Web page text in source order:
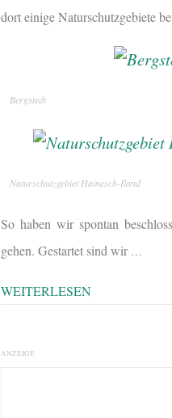
dort einige Naturschutzgebiete
Bergstedt
Naturschutzgebiet Hainesch-Iland
So haben wir spontan
gehen. Gestartet sind wir …
WEITERLESEN
ANZEIGE